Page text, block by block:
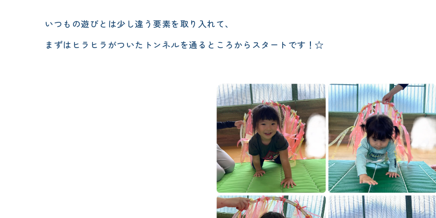
いつもの遊びとは少し違う要素を取り入れて、
まずはヒラヒラがついたトンネルを通るところからスタートです！☆